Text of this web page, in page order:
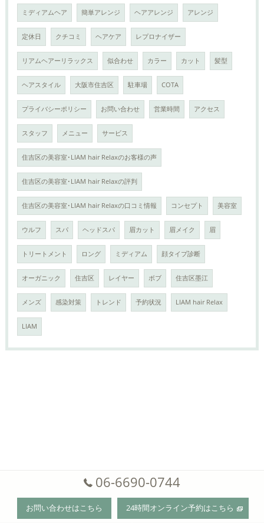
ミディアムヘア 簡単アレンジ ヘアアレンジ アレンジ
定休日 クチコミ ヘアケア レプロナイザー
リアムヘアーリラックス 似合わせ カラー カット 髪型
ヘアスタイル 大阪市住吉区 駐車場 COTA
プライバシーポリシー お問い合わせ 営業時間 アクセス
スタッフ メニュー サービス
住吉区の美容室･LIAM hair Relaxのお客様の声
住吉区の美容室･LIAM hair Relaxの評判
住吉区の美容室･LIAM hair Relaxの口コミ情報 コンセプト 美容室
ウルフ スパ ヘッドスパ 眉カット 眉メイク 眉
トリートメント ロング ミディアム 顔タイプ診断
オーガニック 住吉区 レイヤー ボブ 住吉区墨江
メンズ 感染対策 トレンド 予約状況 LIAM hair Relax
LIAM
06-6690-0744
お問い合わせはこちら 24時間オンライン予約はこちら